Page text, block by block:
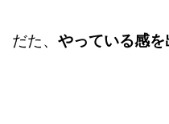
だた、 やっている感を